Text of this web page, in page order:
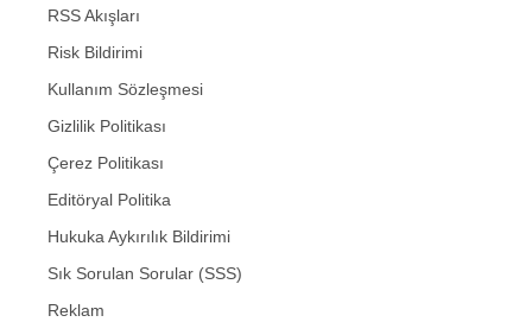
RSS Akışları
Risk Bildirimi
Kullanım Sözleşmesi
Gizlilik Politikası
Çerez Politikası
Editöryal Politika
Hukuka Aykırılık Bildirimi
Sık Sorulan Sorular (SSS)
Reklam